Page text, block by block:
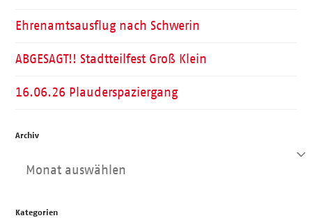
Ehrenamtsausflug nach Schwerin
ABGESAGT!! Stadtteilfest Groß Klein
16.06.26 Plauderspaziergang
Archiv
Archiv
Kategorien